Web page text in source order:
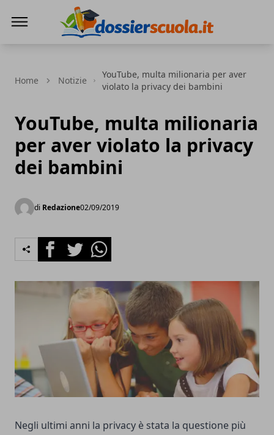
Home Notizie
YouTube, multa milionaria per aver
violato la privacy dei bambini
YouTube, multa milionaria
per aver violato la privacy
dei bambini
di Redazione02/09/2019
FacebookTwitterWhatsapp
Negli ultimi anni la privacy è stata la questione più